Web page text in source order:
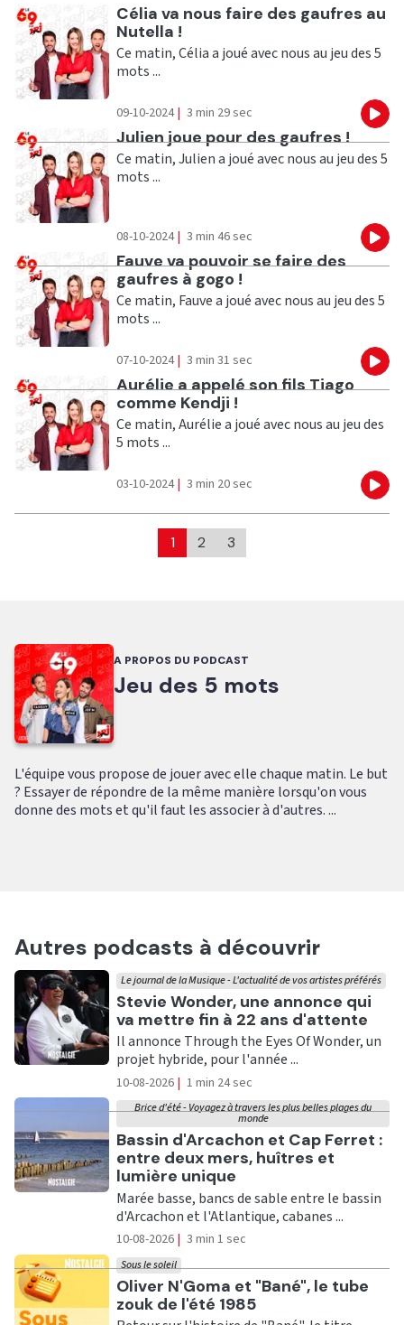
Ecouter
Célia va nous faire des gaufres au
Nutella !
Ce matin, Célia a joué avec nous au jeu des 5
mots ...
09-10-2024 | 3 min 29 sec
Ecouter
Julien joue pour des gaufres !
Ce matin, Julien a joué avec nous au jeu des 5
mots ...
08-10-2024 | 3 min 46 sec
Ecouter
Fauve va pouvoir se faire des
gaufres à gogo !
Ce matin, Fauve a joué avec nous au jeu des 5
mots ...
07-10-2024 | 3 min 31 sec
Ecouter
Aurélie a appelé son fils Tiago
comme Kendji !
Ce matin, Aurélie a joué avec nous au jeu des
5 mots ...
03-10-2024 | 3 min 20 sec
1 2 3
A PROPOS DU PODCAST
Jeu des 5 mots
L'équipe vous propose de jouer avec elle chaque matin. Le but
? Essayer de répondre de la même manière lorsqu'on vous
donne des mots et qu'il faut les associer à d'autres. ...
Autres podcasts à découvrir
Ecouter
Stevie Wonder, une annonce qui
va mettre fin à 22 ans d'attente
Le journal de la Musique - L'actualité de vos artistes préférés
Il annonce Through the Eyes Of Wonder, un
projet hybride, pour l'année ...
10-08-2026 | 1 min 24 sec
Ecouter
Bassin d'Arcachon et Cap Ferret :
entre deux mers, huîtres et
lumière unique
Brice d'été - Voyagez à travers les plus belles plages du
monde
Marée basse, bancs de sable entre le bassin
d'Arcachon et l'Atlantique, cabanes ...
10-08-2026 | 3 min 1 sec
Ecouter
Oliver N'Goma et "Bané", le tube
zouk de l'été 1985
Sous le soleil